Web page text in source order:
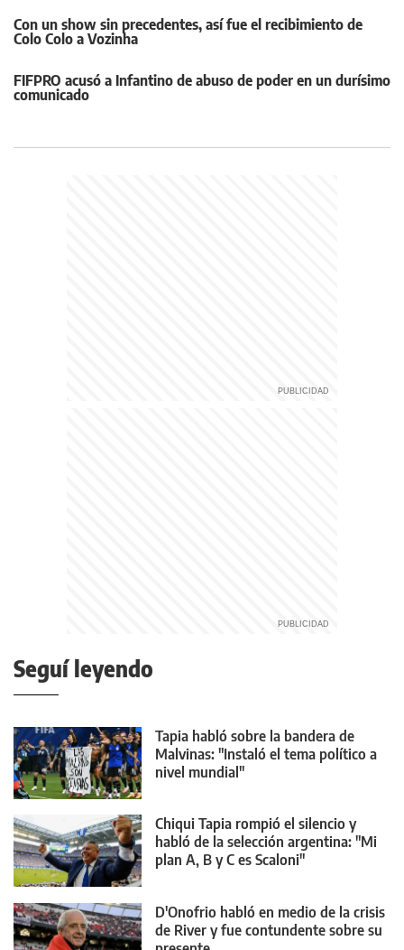
Con un show sin precedentes, así fue el recibimiento de
Colo Colo a Vozinha
FIFPRO acusó a Infantino de abuso de poder en un durísimo
comunicado
Seguí leyendo
Tapia habló sobre la bandera de
Malvinas: "Instaló el tema político a
nivel mundial"
Chiqui Tapia rompió el silencio y
habló de la selección argentina: "Mi
plan A, B y C es Scaloni"
D'Onofrio habló en medio de la crisis
de River y fue contundente sobre su